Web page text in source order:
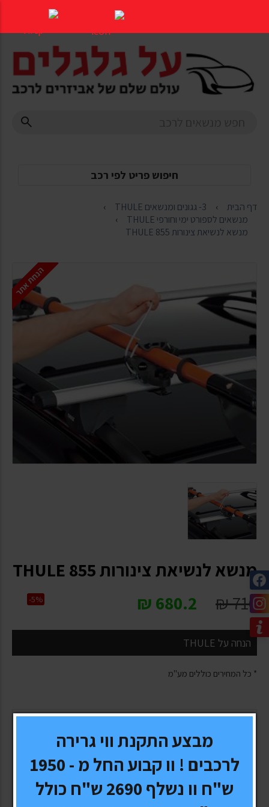
העמוד
חיפוש פריט לפי רכב
דף הבית
3- גגונים ומנשאים THULE
מנשאים לספורט ימי וחורפי THULE
מנשא לנשיאת צינורות 855 THULE
הנחת אתר
מנשא לנשיאת צינורות 855 THULE
716
₪
680.2
₪
-5%
הנחה על THULE
* כל המחירים כוללים מע"מ
דגם:
אחריות: 5 שנים
מבצע התקנת ווי גרירה
לרכבים ! וו קבוע החל מ - 1950
ש"ח וו נשלף 2690 ש"ח כולל